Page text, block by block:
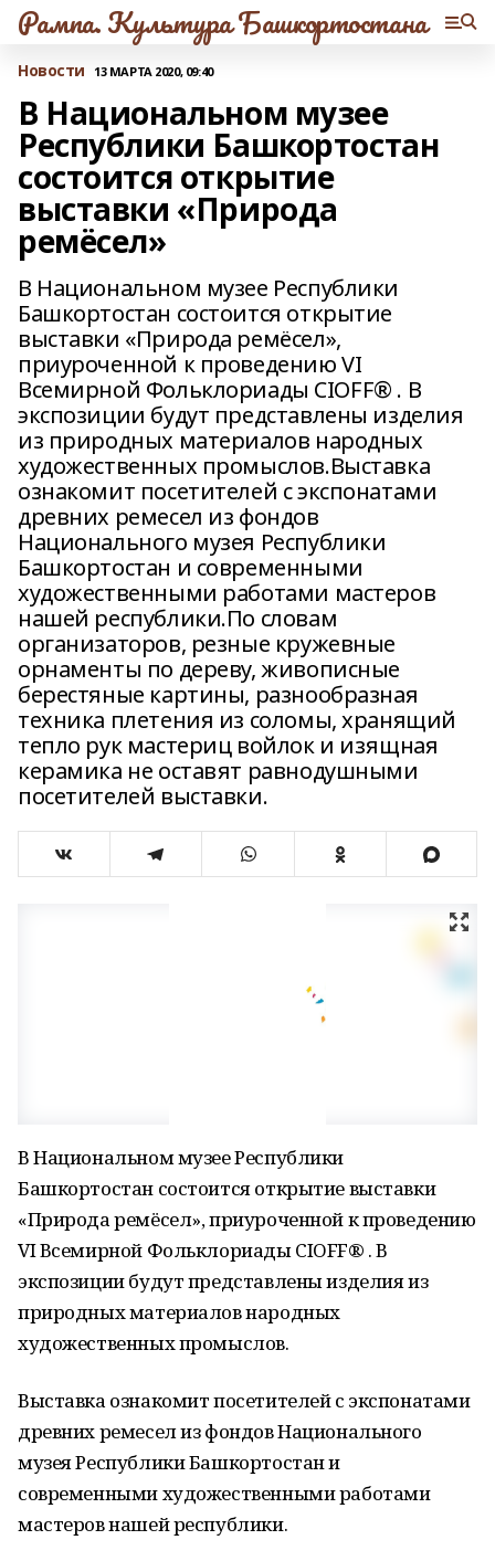
Рампа. Культура Башкортостана
Новости 13 МАРТА 2020, 09:40
В Национальном музее
Республики Башкортостан
состоится открытие
выставки «Природа
ремёсел»
В Национальном музее Республики
Башкортостан состоится открытие
выставки «Природа ремёсел»,
приуроченной к проведению VI
Всемирной Фольклориады CIOFF® . В
экспозиции будут представлены изделия
из природных материалов народных
художественных промыслов.Выставка
ознакомит посетителей с экспонатами
древних ремесел из фондов
Национального музея Республики
Башкортостан и современными
художественными работами мастеров
нашей республики.По словам
организаторов, резные кружевные
орнаменты по дереву, живописные
берестяные картины, разнообразная
техника плетения из соломы, хранящий
тепло рук мастериц войлок и изящная
керамика не оставят равнодушными
посетителей выставки.
В Национальном музее Республики
Башкортостан состоится открытие выставки
«Природа ремёсел», приуроченной к проведению
VI Всемирной Фольклориады CIOFF® . В
экспозиции будут представлены изделия из
природных материалов народных
художественных промыслов.
Выставка ознакомит посетителей с экспонатами
древних ремесел из фондов Национального
музея Республики Башкортостан и
современными художественными работами
мастеров нашей республики.